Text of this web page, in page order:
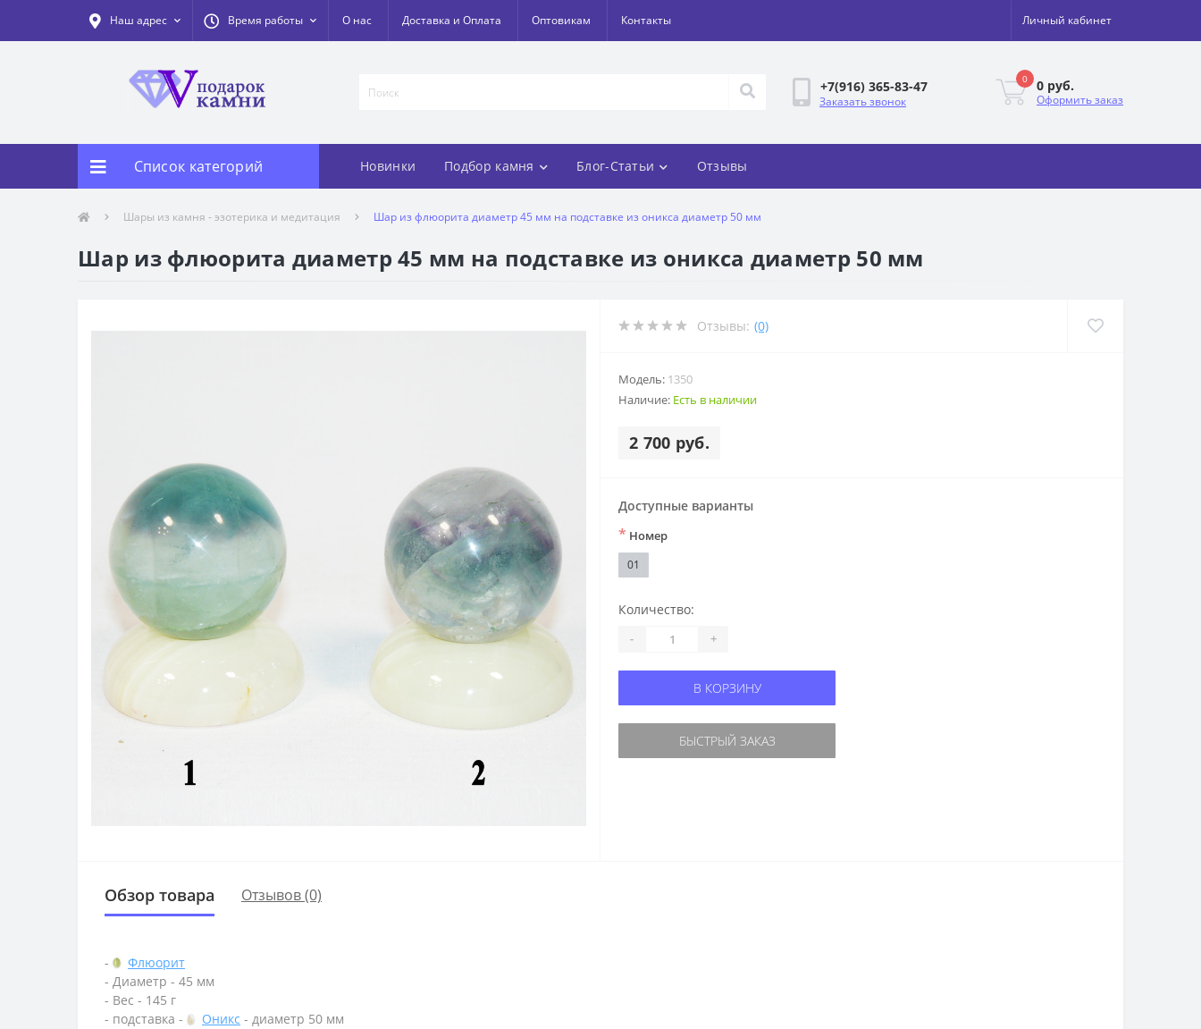
Наш адрес Время работы О нас Доставка и Оплата Оптовикам Контакты Личный кабинет
+7(916) 365-83-47
Заказать звонок
0 0 руб.
Оформить заказ
Список категорий Новинки Подбор камня Блог-Статьи Отзывы
Шары из камня - эзотерика и медитация Шар из флюорита диаметр 45 мм на подставке из оникса диаметр 50 мм
Шар из флюорита диаметр 45 мм на подставке из оникса диаметр 50 мм
Отзывы: (0)
Модель: 1350
Наличие: Есть в наличии
2 700 руб.
Доступные варианты
* Номер
01
Количество:
- +
В КОРЗИНУ
БЫСТРЫЙ ЗАКАЗ
Обзор товара Отзывов (0)
-
Флюорит
- Диаметр - 45 мм
- Вес - 145 г
- подставка -
Оникс - диаметр 50 мм